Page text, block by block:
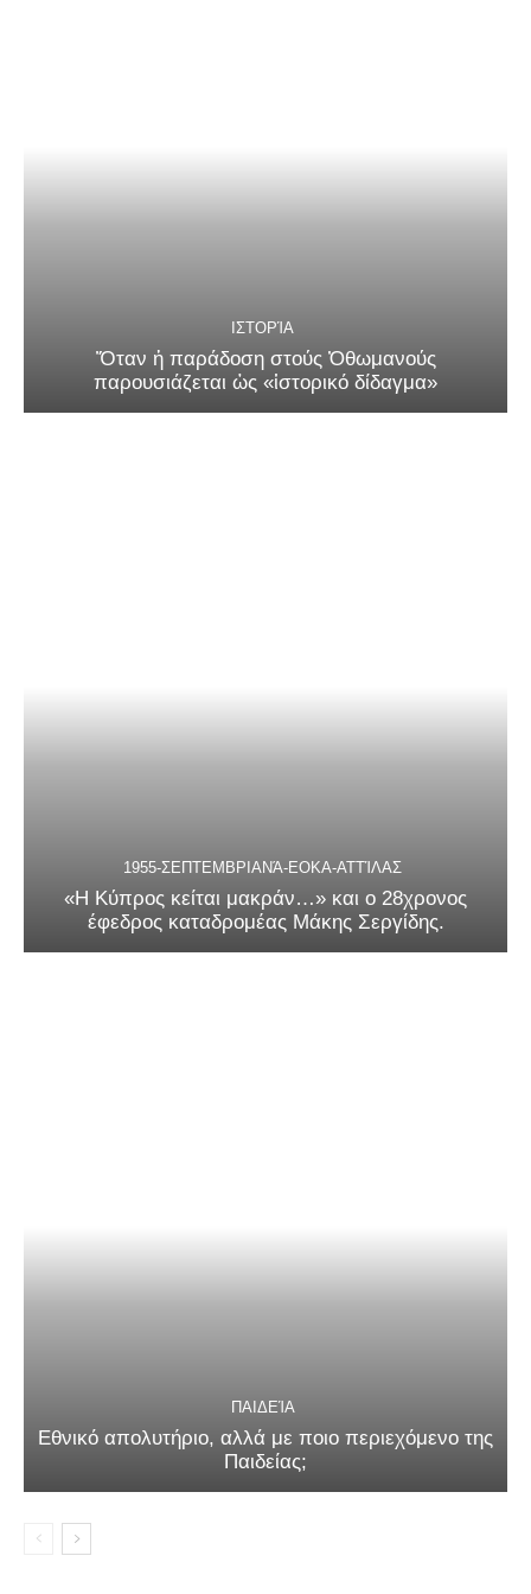
ΙΣΤΟΡΊΑ
Ὅταν ἡ παράδοση στούς Ὀθωμανούς
παρουσιάζεται ὡς «ἱστορικό δίδαγμα»
1955-ΣΕΠΤΕΜΒΡΙΑΝΆ-ΕΟΚΑ-ΑΤΤΊΛΑΣ
«Η Κύπρος κείται μακράν…» και ο 28χρονος
έφεδρος καταδρομέας Μάκης Σεργίδης.
ΠΑΙΔΕΊΑ
Εθνικό απολυτήριο, αλλά με ποιο περιεχόμενο της
Παιδείας;